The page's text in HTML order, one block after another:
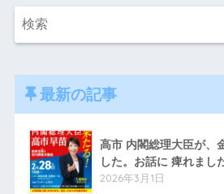
最新の記事
高市 内閣総理大臣が、
した。お話に 痺れまし
2026年3月1日